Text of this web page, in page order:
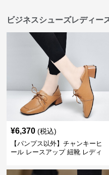
ビジネスシューズレディー
¥6,370 (税込)
【パンプス以外】チャンキーヒ
ール レースアップ 紐靴 レディ
ーツ スクエアトゥ 歩きやすい